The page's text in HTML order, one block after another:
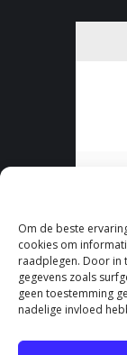
Om de beste
cookies om
raadplegen. Door in
gegevens zoals
geen toestemming
nadelige invloed